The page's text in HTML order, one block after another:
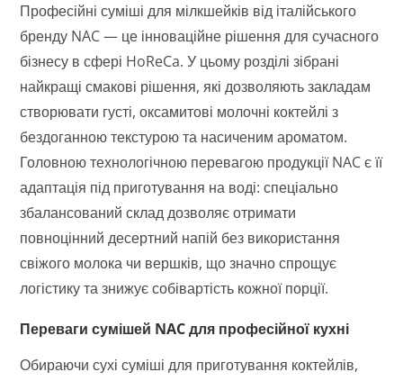
Професійні суміші для мілкшейків від італійського
бренду NAC — це інноваційне рішення для сучасного
бізнесу в сфері HoReCa. У цьому розділі зібрані
найкращі смакові рішення, які дозволяють закладам
створювати густі, оксамитові молочні коктейлі з
бездоганною текстурою та насиченим ароматом.
Головною технологічною перевагою продукції NAC є її
адаптація під приготування на воді: спеціально
збалансований склад дозволяє отримати
повноцінний десертний напій без використання
свіжого молока чи вершків, що значно спрощує
логістику та знижує собівартість кожної порції.
Переваги сумішей NAC для професійної кухні
Обираючи сухі суміші для приготування коктейлів,